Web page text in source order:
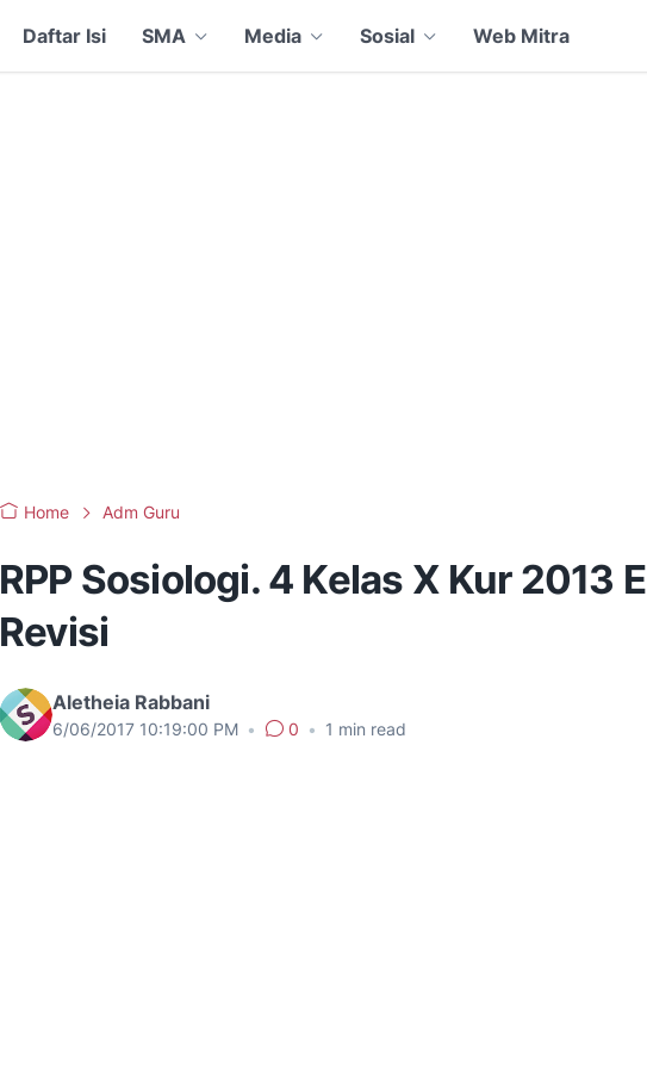
Daftar Isi SMA Media Sosial Web Mitra
Home Adm Guru
RPP Sosiologi. 4 Kelas X Kur 2013
Revisi
Aletheia Rabbani
6/06/2017 10:19:00 PM • 0 • 1 min read